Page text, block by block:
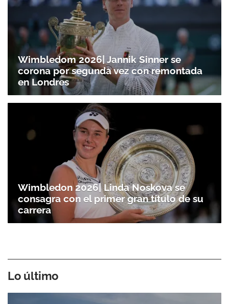
Wimbledom 2026| Jannik Sinner se
corona por segunda vez con remontada
en Londres
Wimbledon 2026| Linda Noskova se
consagra con el primer gran título de su
carrera
Lo último